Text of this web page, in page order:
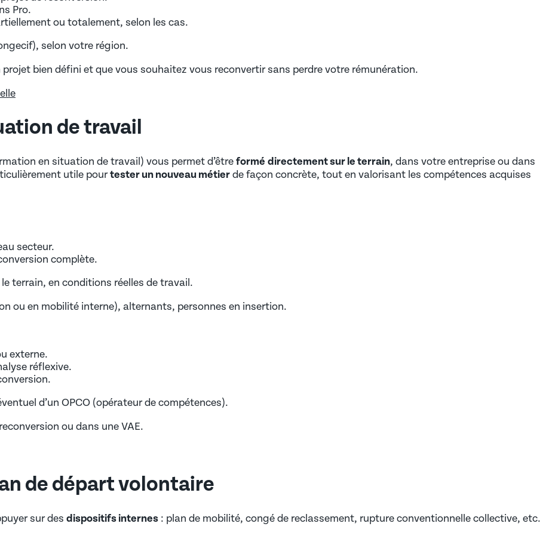
Pro.
ou totalement, selon les cas.
selon votre région.
projet bien défini et que vous souhaitez vous reconvertir sans perdre votre rémunération.
de travail
en situation de travail) vous permet d’être formé directement sur le terrain, dans votre entreprise ou dans
utile pourtester un nouveau métier de façon concrète, tout en valorisant les compétences acquises
secteur.
complète.
terrain, en conditions réelles de travail.
ou en mobilité interne), alternants, personnes en insertion.
externe.
réflexive.
d’un OPCO (opérateur de compétences).
ou dans une VAE.
de départ volontaire
sur des dispositifs internes : plan de mobilité, congé de reclassement, rupture conventionnelle collective, etc.